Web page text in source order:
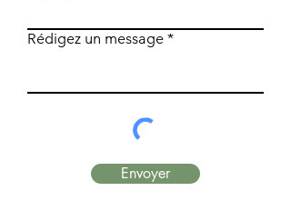
Rédigez un message
Envoyer